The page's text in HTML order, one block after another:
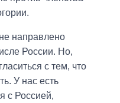
направлено
России. Но,
с тем, что
У нас есть
с Россией,